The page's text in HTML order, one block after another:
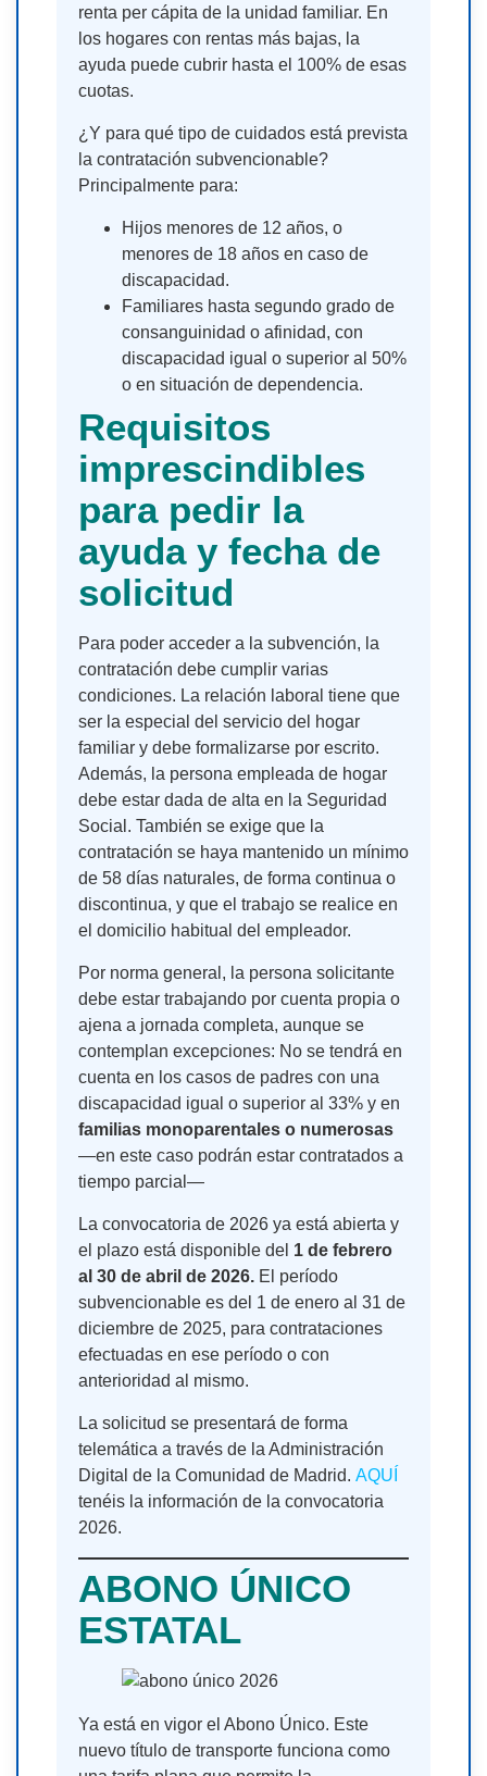
renta per cápita de la unidad familiar. En
los hogares con rentas más bajas, la
ayuda puede cubrir hasta el 100% de esas
cuotas.
¿Y para qué tipo de cuidados está prevista
la contratación subvencionable?
Principalmente para:
Hijos menores de 12 años, o
menores de 18 años en caso de
discapacidad.
Familiares hasta segundo grado de
consanguinidad o afinidad, con
discapacidad igual o superior al 50%
o en situación de dependencia.
Requisitos
imprescindibles
para pedir la
ayuda y fecha de
solicitud
Para poder acceder a la subvención, la
contratación debe cumplir varias
condiciones. La relación laboral tiene que
ser la especial del servicio del hogar
familiar y debe formalizarse por escrito.
Además, la persona empleada de hogar
debe estar dada de alta en la Seguridad
Social. También se exige que la
contratación se haya mantenido un mínimo
de 58 días naturales, de forma continua o
discontinua, y que el trabajo se realice en
el domicilio habitual del empleador.
Por norma general, la persona solicitante
debe estar trabajando por cuenta propia o
ajena a jornada completa, aunque se
contemplan excepciones: No se tendrá en
cuenta en los casos de padres con una
discapacidad igual o superior al 33% y en
familias monoparentales o numerosas
—en este caso podrán estar contratados a
tiempo parcial—
La convocatoria de 2026 ya está abierta y
el plazo está disponible del 1 de febrero
al 30 de abril de 2026. El período
subvencionable es del 1 de enero al 31 de
diciembre de 2025, para contrataciones
efectuadas en ese período o con
anterioridad al mismo.
La solicitud se presentará de forma
telemática a través de la Administración
Digital de la Comunidad de Madrid. AQUÍ
tenéis la información de la convocatoria
2026.
ABONO ÚNICO
ESTATAL
Ya está en vigor el Abono Único. Este
nuevo título de transporte funciona como